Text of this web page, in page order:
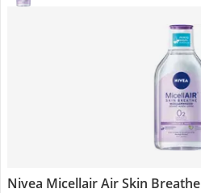
Nivea Micellair Air Skin Breathe